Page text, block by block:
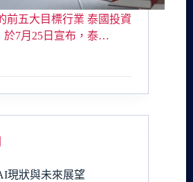
前五大目標行業 泰國投資
於7月25日宣布，泰…
現狀與未來展望